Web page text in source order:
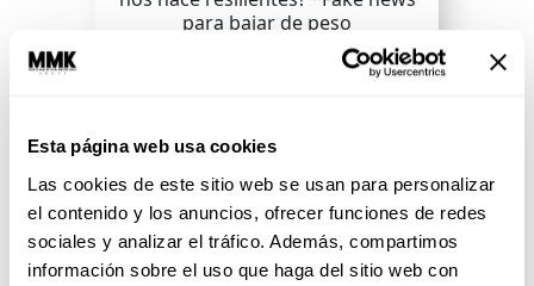
Esta página web usa cookies
Las cookies de este sitio web se usan para personalizar
el contenido y los anuncios, ofrecer funciones de redes
sociales y analizar el tráfico. Además, compartimos
información sobre el uso que haga del sitio web con
para bajar de peso